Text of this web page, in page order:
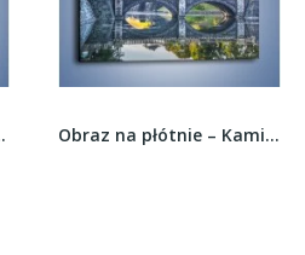
liście –... Obraz na płótnie – Kamienny most z okularami –...